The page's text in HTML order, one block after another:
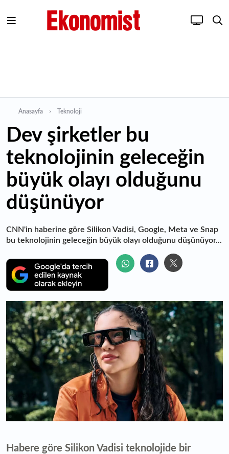
Anasayfa Teknoloji
Dev şirketler bu
teknolojinin geleceğin
büyük olayı olduğunu
düşünüyor
CNN'in haberine göre Silikon Vadisi, Google, Meta ve Snap
bu teknolojinin geleceğin büyük olayı olduğunu düşünüyor...
Habere göre Silikon Vadisi teknolojide bir